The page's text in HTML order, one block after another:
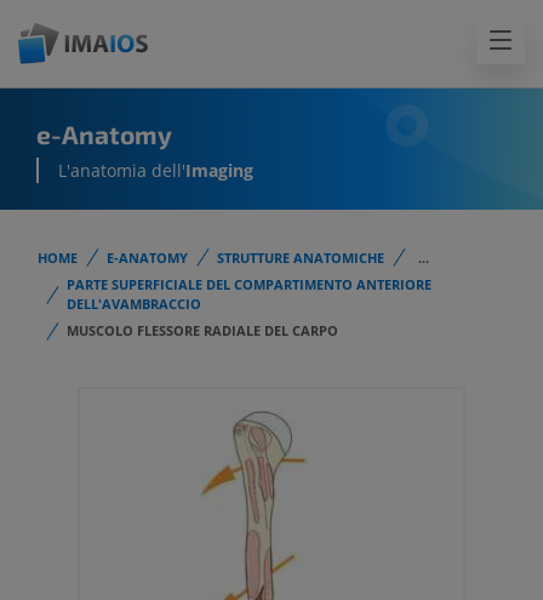
e-Anatomy
L'anatomia dell'Imaging
HOME E-ANATOMY STRUTTURE ANATOMICHE
...
PARTE SUPERFICIALE DEL COMPARTIMENTO ANTERIORE
DELL'AVAMBRACCIO
MUSCOLO FLESSORE RADIALE DEL CARPO